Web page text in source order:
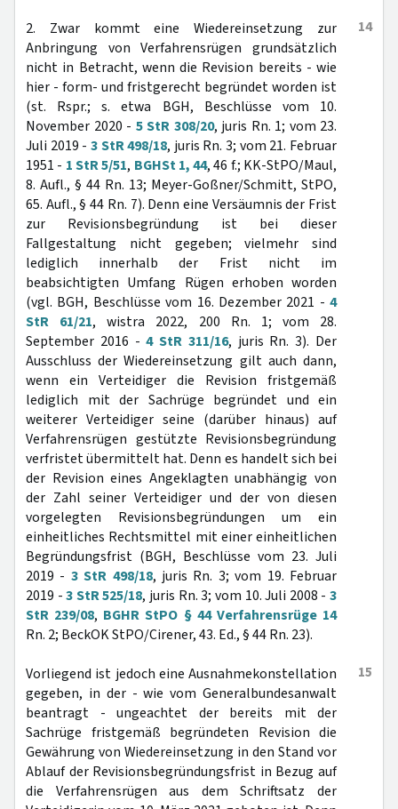
14
2. Zwar kommt eine Wiedereinsetzung zur
Anbringung von Verfahrensrügen grundsätzlich
nicht in Betracht, wenn die Revision bereits - wie
hier - form- und fristgerecht begründet worden ist
(st. Rspr.; s. etwa BGH, Beschlüsse vom 10.
November 2020 - 5 StR 308/20, juris Rn. 1; vom 23.
Juli 2019 - 3 StR 498/18, juris Rn. 3; vom 21. Februar
1951 - 1 StR 5/51, BGHSt 1, 44, 46 f.; KK-StPO/Maul,
8. Aufl., § 44 Rn. 13; Meyer-Goßner/Schmitt, StPO,
65. Aufl., § 44 Rn. 7). Denn eine Versäumnis der Frist
zur Revisionsbegründung ist bei dieser
Fallgestaltung nicht gegeben; vielmehr sind
lediglich innerhalb der Frist nicht im
beabsichtigten Umfang Rügen erhoben worden
(vgl. BGH, Beschlüsse vom 16. Dezember 2021 - 4
StR 61/21, wistra 2022, 200 Rn. 1; vom 28.
September 2016 -4 StR 311/16, juris Rn. 3). Der
Ausschluss der Wiedereinsetzung gilt auch dann,
wenn ein Verteidiger die Revision fristgemäß
lediglich mit der Sachrüge begründet und ein
weiterer Verteidiger seine (darüber hinaus) auf
Verfahrensrügen gestützte Revisionsbegründung
verfristet übermittelt hat. Denn es handelt sich bei
der Revision eines Angeklagten unabhängig von
der Zahl seiner Verteidiger und der von diesen
vorgelegten Revisionsbegründungen um ein
einheitliches Rechtsmittel mit einer einheitlichen
Begründungsfrist (BGH, Beschlüsse vom 23. Juli
2019 - 3 StR 498/18, juris Rn. 3; vom 19. Februar
2019 -3 StR 525/18, juris Rn. 3; vom 10. Juli 2008 -3
StR 239/08, BGHR StPO § 44 Verfahrensrüge 14
Rn. 2; BeckOK StPO/Cirener, 43. Ed., § 44 Rn. 23).
15
Vorliegend ist jedoch eine Ausnahmekonstellation
gegeben, in der - wie vom Generalbundesanwalt
beantragt - ungeachtet der bereits mit der
Sachrüge fristgemäß begründeten Revision die
Gewährung von Wiedereinsetzung in den Stand vor
Ablauf der Revisionsbegründungsfrist in Bezug auf
die Verfahrensrügen aus dem Schriftsatz der